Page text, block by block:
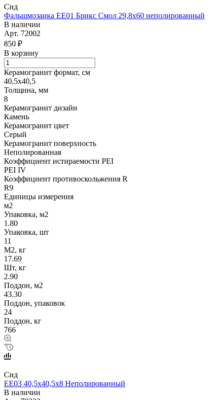
Сид
Фальшмозаика EE01 Брикс Смол 29,8х60 неполированный
В наличии
Арт. 72002
850 ₽
В корзину
Керамогранит формат, см
40,5х40,5
Толщина, мм
8
Керамогранит дизайн
Камень
Керамогранит цвет
Серый
Керамогранит поверхность
Неполированная
Коэффициент истираемости PEI
PEI IV
Коэффициент противоскольжения R
R9
Единицы измерения
м2
Упаковка, м2
1.80
Упаковка, шт
11
М2, кг
17.69
Шт, кг
2.90
Поддон, м2
43.30
Поддон, упаковок
24
Поддон, кг
766
Сид
EE03 40,5х40,5х8 Неполированный
В наличии